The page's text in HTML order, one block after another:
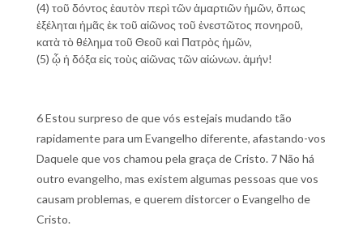
(4) τοῦ δόντος ἑαυτὸν περὶ τῶν ἁμαρτιῶν ἡμῶν, ὅπως
ἐξέληται ἡμᾶς ἐκ τοῦ αἰῶνος τοῦ ἐνεστῶτος πονηροῦ,
κατὰ τὸ θέλημα τοῦ Θεοῦ καὶ Πατρὸς ἡμῶν,
(5) ᾧ ἡ δόξα εἰς τοὺς αἰῶνας τῶν αἰώνων. ἀμήν!
6 Estou surpreso de que vós estejais mudando tão
rapidamente para um Evangelho diferente, afastando-vos
Daquele que vos chamou pela graça de Cristo. 7 Não há
outro evangelho, mas existem algumas pessoas que vos
causam problemas, e querem distorcer o Evangelho de
Cristo.